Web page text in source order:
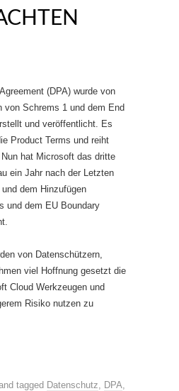
(DPA) wurde von
von Schrems 1 und dem End
und veröffentlicht. Es
Product Terms und reiht
hat Microsoft das dritte
ein Jahr nach der Letzten
dem Hinzufügen
und dem EU Boundary
von Datenschützern,
viel Hoffnung gesetzt die
Cloud Werkzeugen und
Risiko nutzen zu
tagged Datenschutz, DPA,